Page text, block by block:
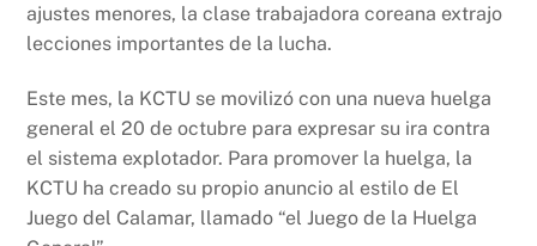
ajustes menores, la clase trabajadora coreana extrajo
lecciones importantes de la lucha.
Este mes, la KCTU se movilizó con una nueva huelga
general el 20 de octubre para expresar su ira contra
el sistema explotador. Para promover la huelga, la
KCTU ha creado su propio anuncio al estilo de El
Juego del Calamar, llamado “el Juego de la Huelga